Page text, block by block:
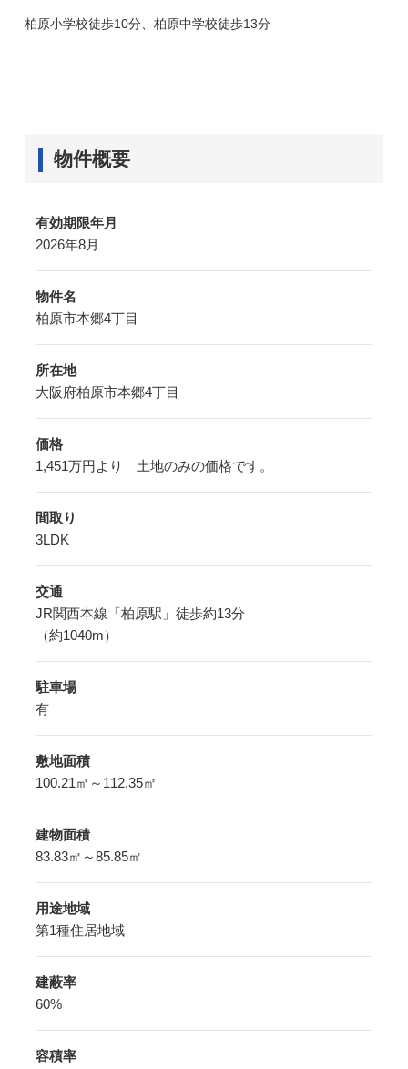
柏原小学校徒歩10分、柏原中学校徒歩13分
物件概要
有効期限年月
2026年8月
物件名
柏原市本郷4丁目
所在地
大阪府柏原市本郷4丁目
価格
1,451万円より 土地のみの価格です。
間取り
3LDK
交通
JR関西本線「柏原駅」徒歩約13分
（約1040m）
駐車場
有
敷地面積
100.21㎡～112.35㎡
建物面積
83.83㎡～85.85㎡
用途地域
第1種住居地域
建蔽率
60%
容積率